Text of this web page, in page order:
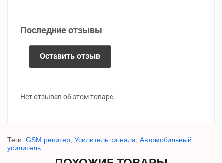
Последние отзывы
Оставить отзыв
Нет отзывов об этом товаре.
Теги: GSM репитер Усилитель сигнала Автомобильный
усилитель